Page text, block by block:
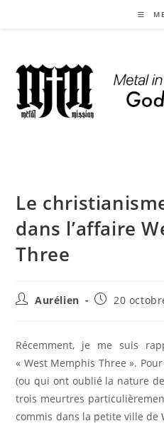
Le
dans l’affaire
Three
Auteur/autrice
publication :
Aurélien
Publication
20
Récemment, je me suis
« West Memphis Three ».
(ou qui ont oublié la nature
trois meurtres
commis dans la petite ville de